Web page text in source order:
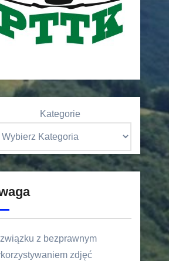
Kategorie
z bezprawnym
zdjęć